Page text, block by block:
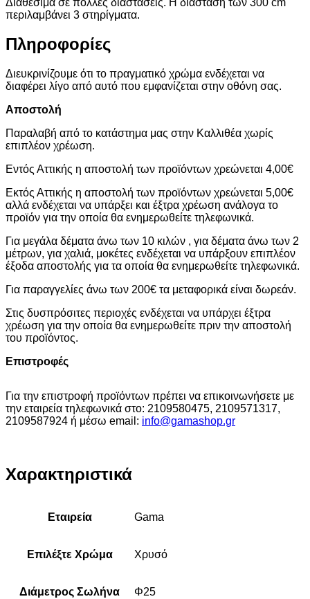
περιλαμβάνει 3 στηρίγματα.
Πληροφορίες
Διευκρινίζουμε ότι το πραγματικό χρώμα ενδέχεται να
διαφέρει λίγο από αυτό που εμφανίζεται στην οθόνη σας.
Αποστολή
Παραλαβή από το κατάστημα μας στην Καλλιθέα χωρίς
επιπλέον χρέωση.
Εντός Αττικής η αποστολή των προϊόντων χρεώνεται 4,00€
Εκτός Αττικής η αποστολή των προϊόντων χρεώνεται 5,00€
αλλά ενδέχεται να υπάρξει και έξτρα χρέωση ανάλογα το
προϊόν για την οποία θα ενημερωθείτε τηλεφωνικά.
Για μεγάλα δέματα άνω των 10 κιλών , για δέματα άνω των 2
μέτρων, για χαλιά, μοκέτες ενδέχεται να υπάρξουν επιπλέον
έξοδα αποστολής για τα οποία θα ενημερωθείτε τηλεφωνικά.
Για παραγγελίες άνω των 200€ τα μεταφορικά είναι δωρεάν.
Στις δυσπρόσιτες περιοχές ενδέχεται να υπάρχει έξτρα
χρέωση για την οποία θα ενημερωθείτε πριν την αποστολή
του προϊόντος.
Επιστροφές
Για την επιστροφή προϊόντων πρέπει να επικοινωνήσετε με
την εταιρεία τηλεφωνικά στο: 2109580475, 2109571317,
2109587924 ή μέσω email: info@gamashop.gr
Χαρακτηριστικά
Εταιρεία Gama
Επιλέξτε Χρώμα Χρυσό
Διάμετρος Σωλήνα Φ25